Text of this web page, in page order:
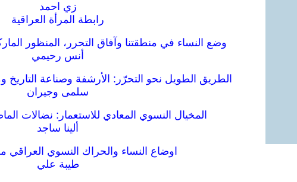
زي احمد
رابطة المرأة العراقية
وضع النساء في منطقتنا وآفاق التحرر، المنظور
أنس رحيمي
الطريق الطويل نحو التحرّر: الأرشفة وصناعة التاريخ
سلمى وجيران
المخيال النسوي المعادي للاستعمار: نضالات
ألينا ساجد
اوضاع النساء والحراك النسوي العراقي من 2003-
طيبة علي